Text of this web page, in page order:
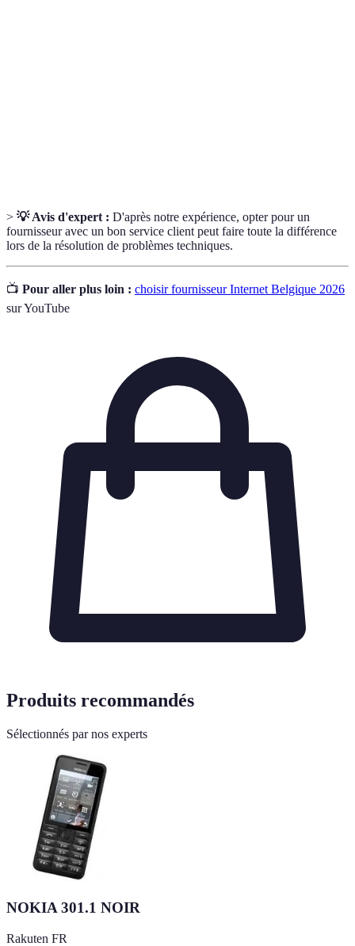
> 💡 Avis d'expert : D'après notre expérience, opter pour un
fournisseur avec un bon service client peut faire toute la différence
lors de la résolution de problèmes techniques.
📺 Pour aller plus loin : choisir fournisseur Internet Belgique 2026
sur YouTube
Produits recommandés
Sélectionnés par nos experts
NOKIA 301.1 NOIR
Rakuten FR